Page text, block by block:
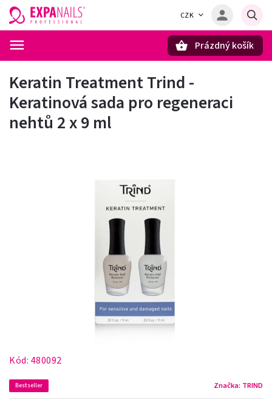
CZK
Prázdný košík
Keratin Treatment Trind -
Keratinová sada pro regeneraci
nehtů 2 x 9 ml
Kód: 480092
Bestseller Značka: TRIND